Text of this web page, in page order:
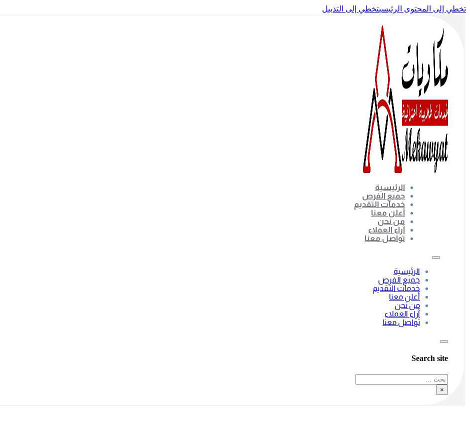
تخطي إلى المحتوى الرئيسيتخطي إلى التذييل
الرئيسية
جميع الفرص
خدمات التقديم
أعلن معنا
من نحن
آراء العملاء
تواصل معنا
الرئيسية
جميع الفرص
خدمات التقديم
أعلن معنا
من نحن
آراء العملاء
تواصل معنا
Search site
بحث
×